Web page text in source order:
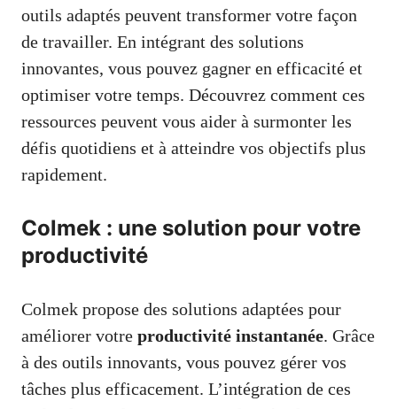
outils adaptés peuvent transformer votre façon
de travailler. En intégrant des solutions
innovantes, vous pouvez gagner en efficacité et
optimiser votre temps. Découvrez comment ces
ressources peuvent vous aider à surmonter les
défis quotidiens et à atteindre vos objectifs plus
rapidement.
Colmek : une solution pour votre
productivité
Colmek propose des solutions adaptées pour
améliorer votre productivité instantanée. Grâce
à des outils innovants, vous pouvez gérer vos
tâches plus efficacement. L’intégration de ces